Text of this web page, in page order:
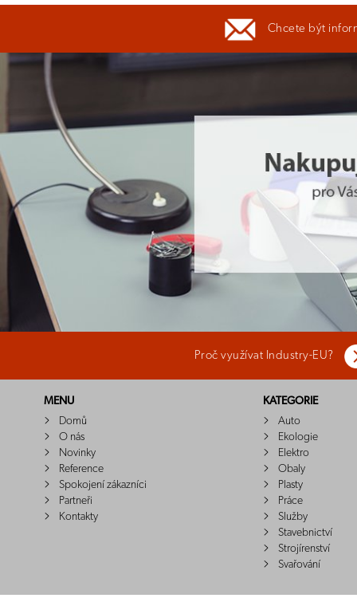
Chcete být
Proč využívat Industry-EU?
MENU
Domů
O nás
Novinky
Reference
Spokojení zákazníci
Partneři
Kontakty
KATEGORIE
Auto
Ekologie
Elektro
Obaly
Plasty
Práce
Služby
Stavebnictví
Strojírenství
Svařování